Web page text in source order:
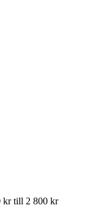
kr till 2 800 kr